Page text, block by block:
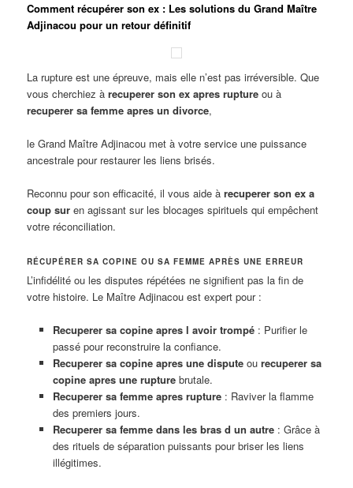
Comment récupérer son ex : Les solutions du Grand Maître
Adjinacou pour un retour définitif
La rupture est une épreuve, mais elle n’est pas irréversible. Que
vous cherchiez àrecuperer son ex apres rupture ou à
recuperer sa femme apres un divorce,
le Grand Maître Adjinacou met à votre service une puissance
ancestrale pour restaurer les liens brisés.
Reconnu pour son efficacité, il vous aide àrecuperer son ex a
coup sur en agissant sur les blocages spirituels qui empêchent
votre réconciliation.
RÉCUPÉRER SA COPINE OU SA FEMME APRÈS UNE ERREUR
L’infidélité ou les disputes répétées ne signifient pas la fin de
votre histoire. Le Maître Adjinacou est expert pour :
Recuperer sa copine apres l avoir trompé: Purifier le
passé pour reconstruire la confiance.
Recuperer sa copine apres une disputeou recuperer sa
copine apres une rupturebrutale.
Recuperer sa femme apres rupture: Raviver la flamme
des premiers jours.
Recuperer sa femme dans les bras d un autre: Grâce à
des rituels de séparation puissants pour briser les liens
illégitimes.